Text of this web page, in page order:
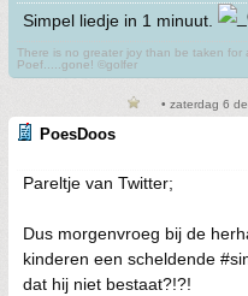
Simpel liedje in 1 minuut.
There is no greater joy than be taken for
Poef.....gone! ©golfer
• zaterdag 6
PoesDoos
Pareltje van Twitter;
Dus morgenvroeg bij de
kinderen een scheldende
dat hij niet bestaat?!?!